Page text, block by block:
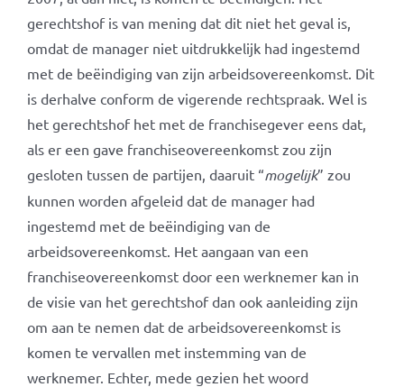
gerechtshof is van mening dat dit niet het geval is,
omdat de manager niet uitdrukkelijk had ingestemd
met de beëindiging van zijn arbeidsovereenkomst. Dit
is derhalve conform de vigerende rechtspraak. Wel is
het gerechtshof het met de franchisegever eens dat,
als er een gave franchiseovereenkomst zou zijn
gesloten tussen de partijen, daaruit “mogelijk” zou
kunnen worden afgeleid dat de manager had
ingestemd met de beëindiging van de
arbeidsovereenkomst. Het aangaan van een
franchiseovereenkomst door een werknemer kan in
de visie van het gerechtshof dan ook aanleiding zijn
om aan te nemen dat de arbeidsovereenkomst is
komen te vervallen met instemming van de
werknemer. Echter, mede gezien het woord